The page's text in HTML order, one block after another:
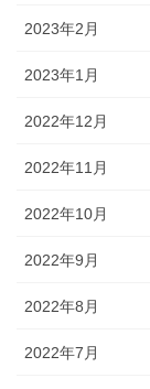
2023年2月
2023年1月
2022年12月
2022年11月
2022年10月
2022年9月
2022年8月
2022年7月